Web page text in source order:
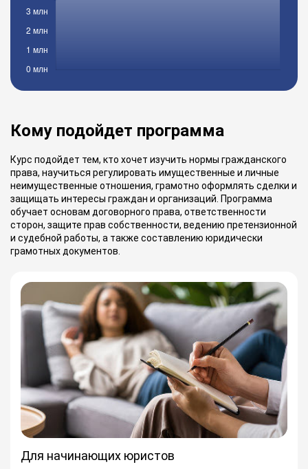
Кому подойдет программа
Курс подойдет тем, кто хочет изучить нормы гражданского
права, научиться регулировать имущественные и личные
неимущественные отношения, грамотно оформлять сделки и
защищать интересы граждан и организаций. Программа
обучает основам договорного права, ответственности
сторон, защите прав собственности, ведению претензионной
и судебной работы, а также составлению юридически
грамотных документов.
Для начинающих юристов